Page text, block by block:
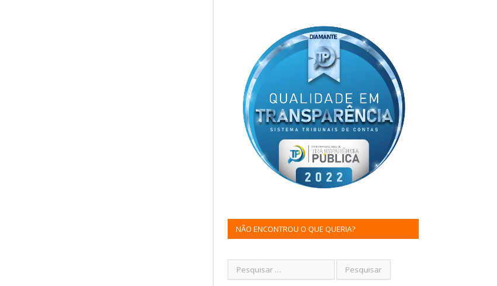
NÃO ENCONTROU O QUE QUERIA?